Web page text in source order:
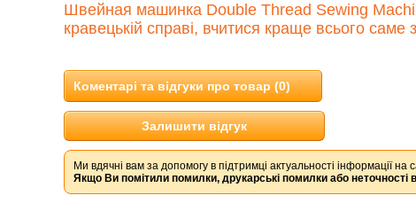
Швейная машинка Double Thread Sewing
кравецькій справі, вчитися краще всього
Коментарі та відгуки про товар (0)
Залишити відгук
Ми вдячні вам за допомогу в підтримці актуальності інформації на
Якщо Ви помітили помилки, друкарські помилки або неточності